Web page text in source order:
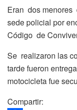
Eran dos menores
sede policial por
Código de
Se realizaron las
tarde fueron
motocicleta fue
Compartir: